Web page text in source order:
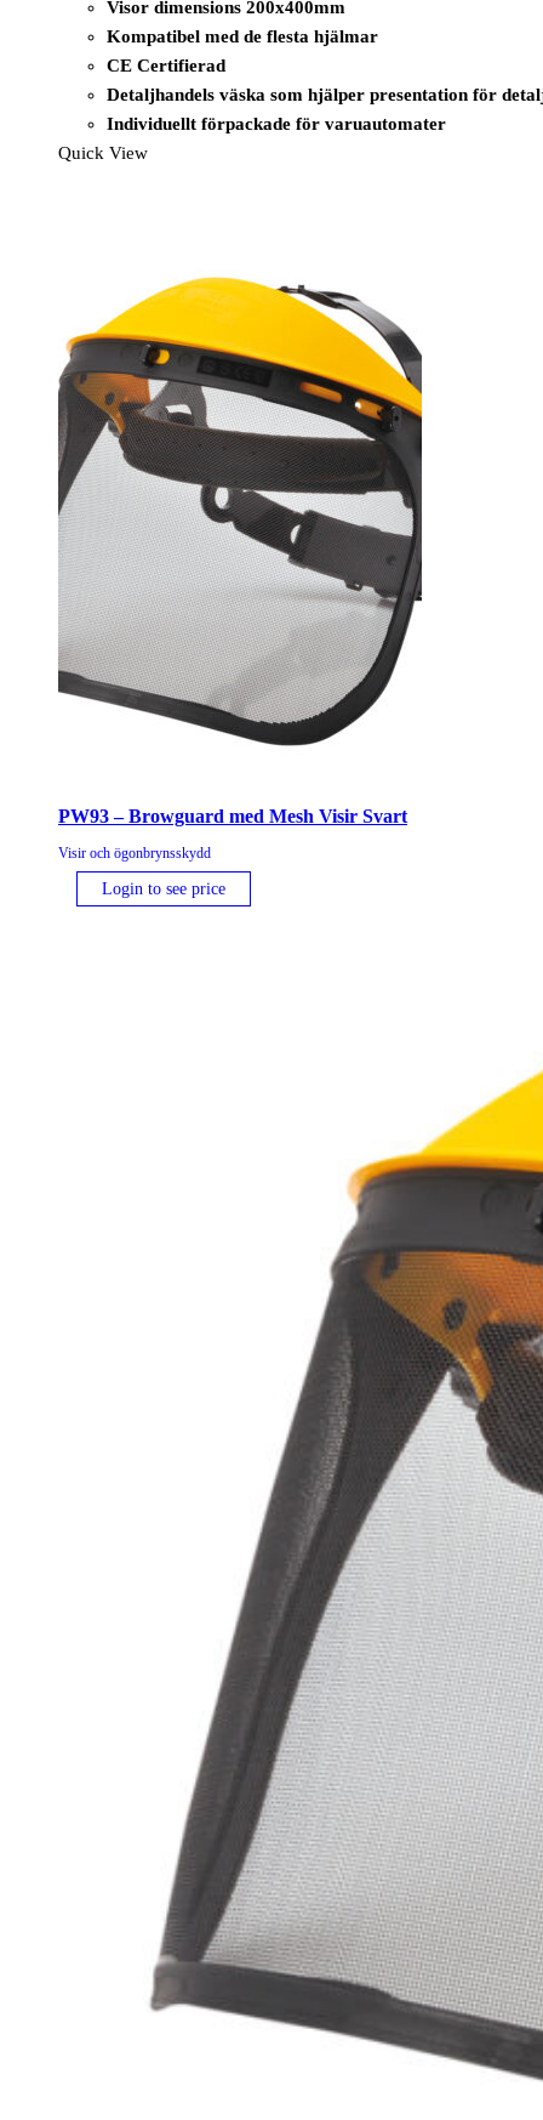
Visor dimensions 200x400mm
Kompatibel med de flesta hjälmar
CE Certifierad
Detaljhandels väska som hjälper presentation för
Individuellt förpackade för varuautomater
Quick View
PW93 – Browguard med Mesh Visir Svart
Visir och ögonbrynsskydd
Login to see price